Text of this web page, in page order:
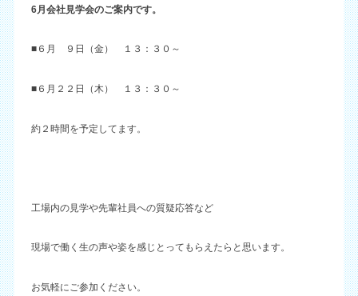
6月会社見学会のご案内です。
■６月 ９日（金） １３：３０～
■６月２２日（木） １３：３０～
約２時間を予定してます。
工場内の見学や先輩社員への質疑応答など
現場で働く生の声や姿を感じとってもらえたらと思います。
お気軽にご参加ください。